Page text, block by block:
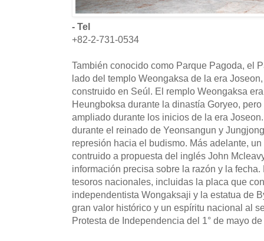
- Tel
+82-2-731-0534
También conocido como Parque Pagoda, el
lado del templo Weongaksa de la era
construido en Seúl. El remplo Weongaksa
Heungboksa durante la dinastía Goryeo,
ampliado durante los inicios de la era
durante el reinado de Yeonsangun y
represión hacia el budismo. Más adelante,
contruido a propuesta del inglés John
información precisa sobre la razón y la
tesoros nacionales, incluidas la placa que
independentista Wongaksaji y la estatua de
gran valor histórico y un espíritu nacional al
Protesta de Independencia del 1° de mayo